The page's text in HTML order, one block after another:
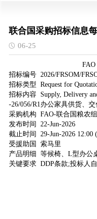
联合国采购招标信息
06-25
招标编号 2026/FRSOM/
招标类型 Request for
招标内容
Supply, Delivery
-26/056/R1办公家具供货、
采购机构 FAO-联合国粮农
发布时间
22-Jun-2026
截止时间
29-Jun-2026 12:00
受援助国
索马里
产品明细
等候椅、L型办公
关键要求 DDP条款;投标人